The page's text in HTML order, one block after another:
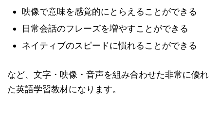
映像で意味を感覚的にとらえることができる
日常会話のフレーズを増やすことができる
ネイティブのスピードに慣れることができる
など、文字・映像・音声を組み合わせた非常に優れ
た英語学習教材になります。